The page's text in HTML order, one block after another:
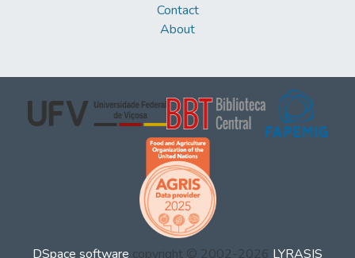
Contact
About
DSpace software copyright © 2002-2026 LYRASIS